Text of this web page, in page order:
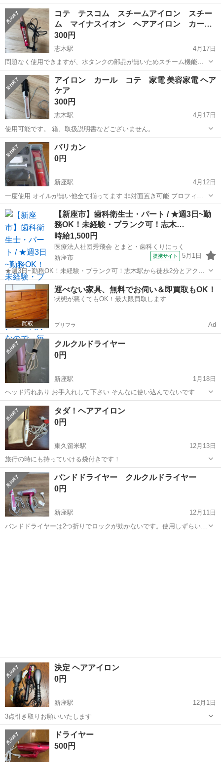
け使用しました。 他にもドライヤーがあるため、使う機会がなく出品
します。 ブランド名は不明（ノーブランド）です。 状態はとてもきれ
いで、ほぼ未使用に...
埼玉 新座市 ノーブランド
コテ テスコム スチームアイロン スチー
ム マイナスイオン ヘアアイロン カー…
300円
志木駅
4月17日
問題なく使用できますが、水タンクの部品が無いためスチーム機能が
使用できません。 商品は大きな傷などなく美品です。 ご理解いただけ
る方のみお願いします。
埼玉 新座市 志木駅 スチーム
アイロン カール コテ 家電 美容家電 ヘア
ケア
300円
志木駅
4月17日
使用可能です。 箱、取扱説明書などございません。
埼玉 新座市 志木駅
バリカン
0円
新座駅
4月12日
一度使用 オイルが無い他全て揃ってます 非対面置き可能 プロフィー
ルご覧ください
埼玉 新座駅 美容家電 バリカン
【新座市】歯科衛生士・パート / ★週3日~勤
務OK！未経験・ブランク可！志木…
時給1,500円
医療法人社団秀飛会 とまと・歯科くりにっく
新座市
提携サイト 5月1日
★週3日~勤務OK！未経験・ブランク可！志木駅から徒歩2分とアクセ
ス良好なので、毎日快適に通勤できます★ 時給： 1,500円~ アクセ
ス：東上線 志木 徒歩2分 オススメコメント ●週3日~勤務が可能です。
ライフスタ...
埼玉 新座市 歯科衛生士
運べない家具、無料でお伺い＆即買取もOK！
状態が悪くてもOK！最大限買取します
プリフラ Ad
クルクルドライヤー
0円
新座駅
1月18日
ヘッド汚れあり お手入れして下さい そんなに使い込んでないです
埼玉 新座市 新座駅 美容家電
タダ！ヘアアイロン
0円
東久留米駅
12月13日
旅行の時にも持っていける袋付きです！
埼玉 新座市 東久留米駅 美容家電 ヘアアイロン
バンドドライヤー クルクルドライヤー
0円
新座駅
12月11日
バンドドライヤーは2つ折りでロックが効かないです。使用しずらいか
決定 ヘアアイロン
0円
新座駅
12月1日
3点引き取りお願いいたします
埼玉 新座市 新座駅
ドライヤー
500円